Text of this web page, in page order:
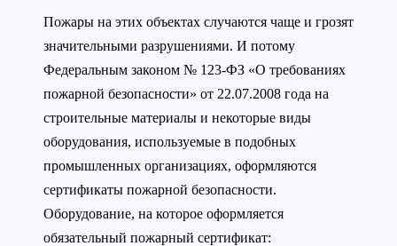
Пожары на этих объектах случаются чаще и грозят
значительными разрушениями. И потому
Федеральным законом № 123-ФЗ «О требованиях
пожарной безопасности» от 22.07.2008 года на
строительные материалы и некоторые виды
оборудования, используемые в подобных
промышленных организациях, оформляются
сертификаты пожарной безопасности.
Оборудование, на которое оформляется
обязательный пожарный сертификат: